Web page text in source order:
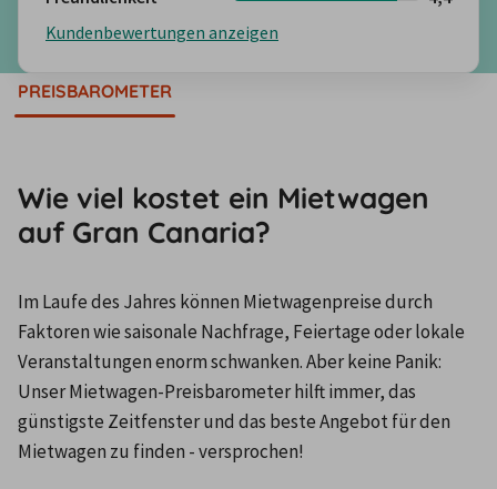
Kundenbewertungen anzeigen
PREISBAROMETER
Wie viel kostet ein Mietwagen
auf Gran Canaria?
Im Laufe des Jahres können Mietwagenpreise durch
Faktoren wie saisonale Nachfrage, Feiertage oder lokale
Veranstaltungen enorm schwanken. Aber keine Panik:
Unser Mietwagen-Preisbarometer hilft immer, das
günstigste Zeitfenster und das beste Angebot für den
Mietwagen zu finden - versprochen!